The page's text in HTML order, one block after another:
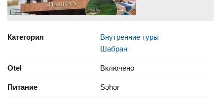
Категория
Внутренние туры
Шабран
Otel Включено
Питание Səhər